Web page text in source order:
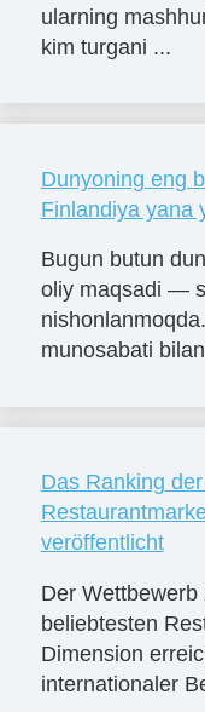
ularning
kim turgani ...
Dunyoning eng
Finlandiya yana
Bugun butun
oliy maqsadi —
munosabati
Das Ranking
veröffentlicht
Der
beliebtesten
Dimension
internationaler